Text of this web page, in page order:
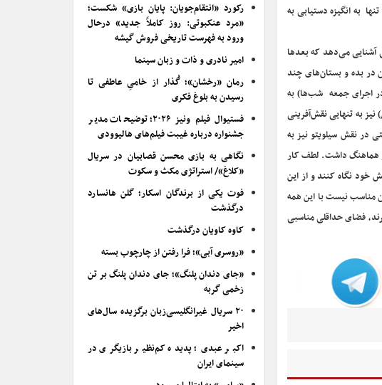
به انگیزه دستیابی به
آشنایی می‌دهد که بعدها
در بده و بستان‌های چند
(در اجرای جمعه شب‌ها) به
به تنهایی نقش‌آفرینی
در نقش سیلویتو نیز به
و هماهنگ داشت. لطف کار
خود نگاه کنند و از این
مناسب نیست با این همه
فضای حداقلی مناسبی
رکورد «انتقام‌جویان: پایان بازی» شکست؛
«مرد عنکبوتی: روز کاملاً جدید» درحال
ورود به فهرست تاریخی فروش گیشه
امیر نادری و ذات و زبان سینما
رمان «رخشان»؛ گُذار از خامیِ عاطفی تا
رسیدن به بلوغ فکری
فستیوال فیلم ونیز ۲۰۲۶؛ توضیحات مدیر
جشنواره درباره غیبت فیلم‌های هالیوودی
نگاهی به بازی محسن قصابیان در سریال
«کلاغ»/ استراتژی مکث و سکوت
فوت یکی از برندگان اسکار؛ گلن هانسارد
درگذشت
کاوه کاویان درگذشت
«روسری آبی»؛ فرا رفتن از چارچوب بسته
«جای دندان پلنگ»؛ جای دندان پلنگ بر تن
زخمی گربه
۲۰ سریال غیرانگلیسی‌زبان برگزیده سال‌های
اخیر
اکبر عبدی؛ پدیده کم‌نظیر بازیگری در
سینمای ایران